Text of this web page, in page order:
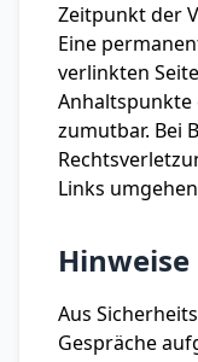
Zeitpunkt der
Eine
verlinkten
Anhaltspunkte
zumutbar. Bei
Links
Hinweise
Aus
Gespräche